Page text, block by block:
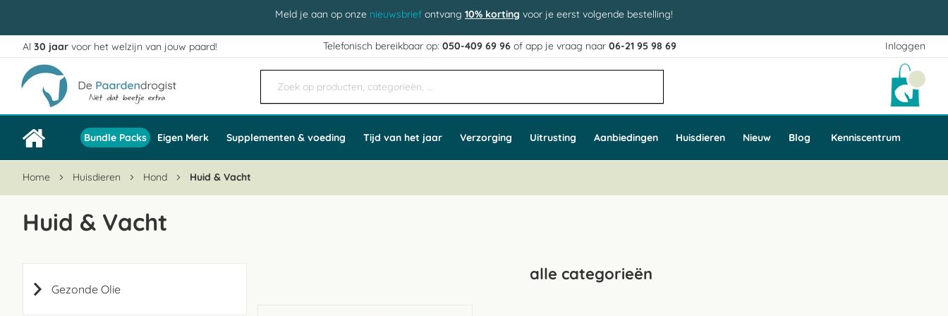
Meld je aan op onze nieuwsbrief ontvang 10% korting voor je eerst volgende bestelling!
Inloggen
Ga
naar
de
inhoud
Al 30 jaar voor het welzijn van jouw paard! Telefonisch bereikbaar op:050-409 69 96 of app je vraag naar06-21 95 98 69
Bundle Packs Eigen Merk Supplementen & voeding Tijd van het jaar Verzorging Uitrusting Aanbiedingen Huisdieren Nieuw Blog Kenniscentrum
Home Huisdieren Hond Huid & Vacht
Huid & Vacht
alle categorieën
Gezonde Olie